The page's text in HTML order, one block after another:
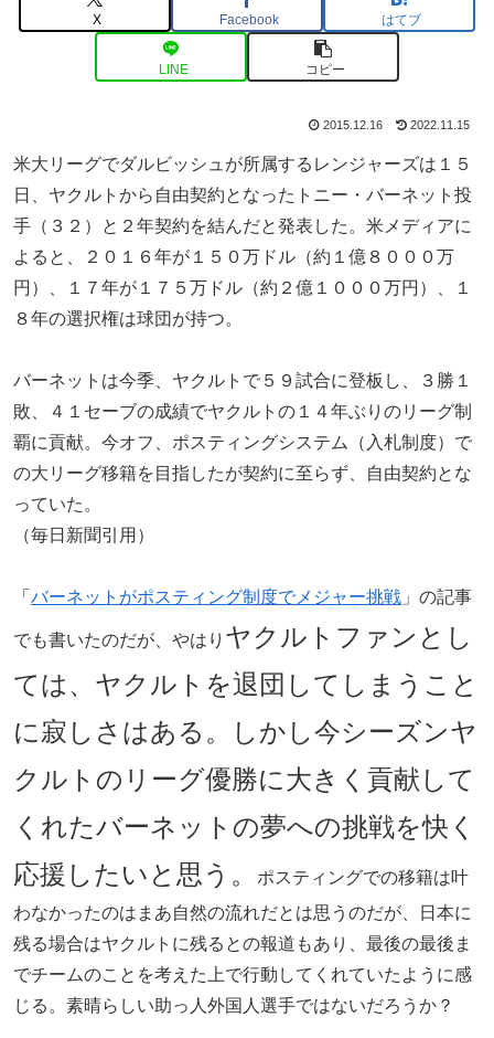
X Facebook はてブ
LINE コピー
2015.12.16 2022.11.15
米大リーグでダルビッシュが所属するレンジャーズは１５
日、ヤクルトから自由契約となったトニー・バーネット投
手（３２）と２年契約を結んだと発表した。米メディアに
よると、２０１６年が１５０万ドル（約１億８０００万
円）、１７年が１７５万ドル（約２億１０００万円）、１
８年の選択権は球団が持つ。
バーネットは今季、ヤクルトで５９試合に登板し、３勝１
敗、４１セーブの成績でヤクルトの１４年ぶりのリーグ制
覇に貢献。今オフ、ポスティングシステム（入札制度）で
の大リーグ移籍を目指したが契約に至らず、自由契約とな
っていた。
（毎日新聞引用）
「 バーネットがポスティング制度でメジャー挑戦 」の記事
でも書いたのだが、やはり ヤクルトファンとし
ては、ヤクルトを退団してしまうこと
に寂しさはある。しかし今シーズンヤ
クルトのリーグ優勝に大きく貢献して
くれたバーネットの夢への挑戦を快く
応援したいと思う。
ポスティングでの移籍は叶
わなかったのはまあ自然の流れだとは思うのだが、日本に
残る場合はヤクルトに残るとの報道もあり、最後の最後ま
でチームのことを考えた上で行動してくれていたように感
じる。素晴らしい助っ人外国人選手ではないだろうか？